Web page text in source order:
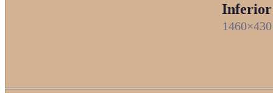
Inferior
1460×430